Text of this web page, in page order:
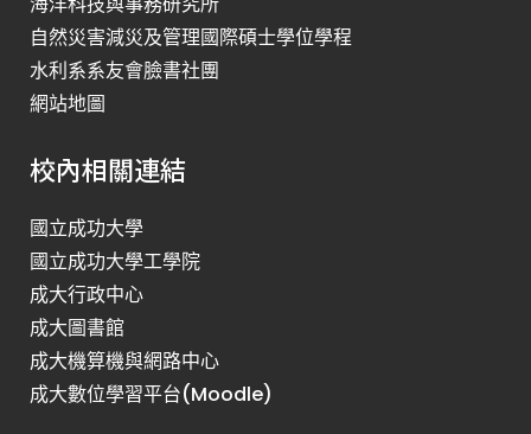
自然災害減災及管理國際碩士學位學程
水利系系友會臉書社團
網站地圖
校內相關連結
國立成功大學
國立成功大學工學院
成大行政中心
成大圖書館
成大機算機與網路中心
成大數位學習平台(Moodle)